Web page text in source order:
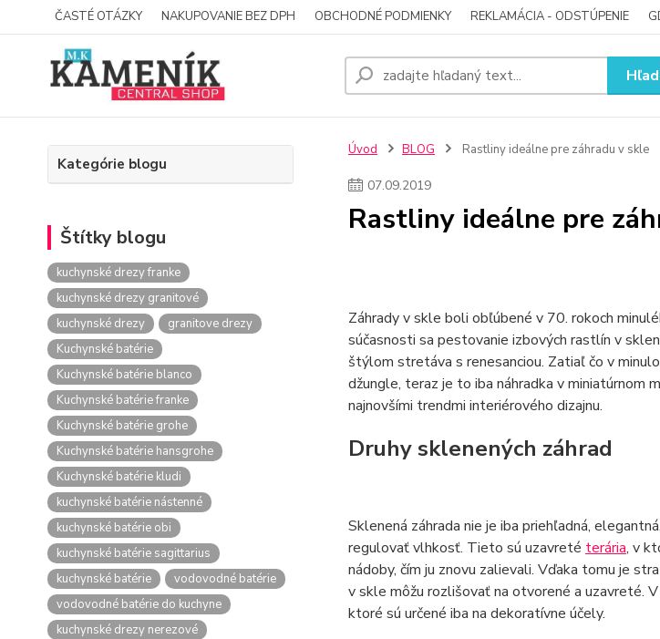
ČASTÉ OTÁZKY NAKUPOVANIE BEZ DPH OBCHODNÉ PODMIENKY REKLAMÁCIA - ODSTÚPENIE
Kategórie blogu
Štítky blogu
kuchynské drezy franke
kuchynské drezy granitové
kuchynské drezy
granitove drezy
Kuchynské batérie
Kuchynské batérie blanco
Kuchynské batérie franke
Kuchynské batérie grohe
Kuchynské batérie hansgrohe
Kuchynské batérie kludi
kuchynské batérie nástenné
kuchynské batérie obi
kuchynské batérie sagittarius
kuchynské batérie
vodovodné batérie
vodovodné batérie do kuchyne
kuchynské drezy nerezové
Úvod BLOG Rastliny ideálne pre záhradu v skle
07.09.2019
Rastliny ideálne pre
Záhrady v skle boli obľúbené v 70. rokoch
súčasnosti sa pestovanie izbových rastlín v
štýlom stretáva s renesanciou. Zatiaľ čo v
džungle, teraz je to iba náhradka v miniatúrnom
najnovšími trendmi interiérového dizajnu.
Druhy sklenených záhrad
Sklenená záhrada nie je iba priehľadná,
regulovať vlhkosť. Tieto sú uzavreté terária, v
nádoby, čím ju znovu zalievali. Vďaka tomu je
v skle môžu rozlišovať na otvorené a uzavreté.
ktoré sú určené iba na dekoratívne účely.